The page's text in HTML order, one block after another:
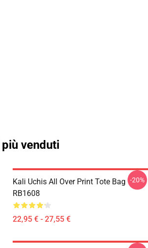
venduti
Kali Uchis All Over Print Tote Bag
RB1608
22,95 € - 27,55 €
-20%